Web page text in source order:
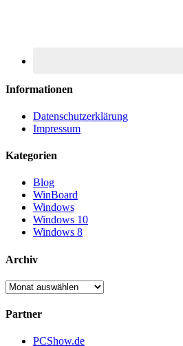
Informationen
Datenschutzerklärung
Impressum
Kategorien
Blog
WinBoard
Windows
Windows 10
Windows 8
Archiv
Archiv
Partner
PCShow.de